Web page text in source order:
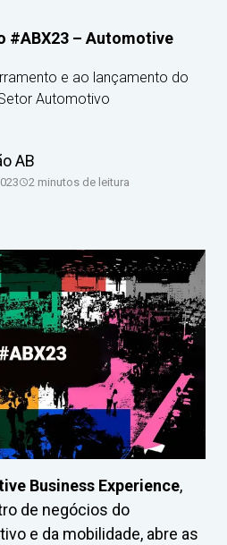
#ABX23 – Automotive
e ao lançamento do
Automotivo
AB
2 minutos de leitura
Business Experience,
de negócios do
e da mobilidade, abre as